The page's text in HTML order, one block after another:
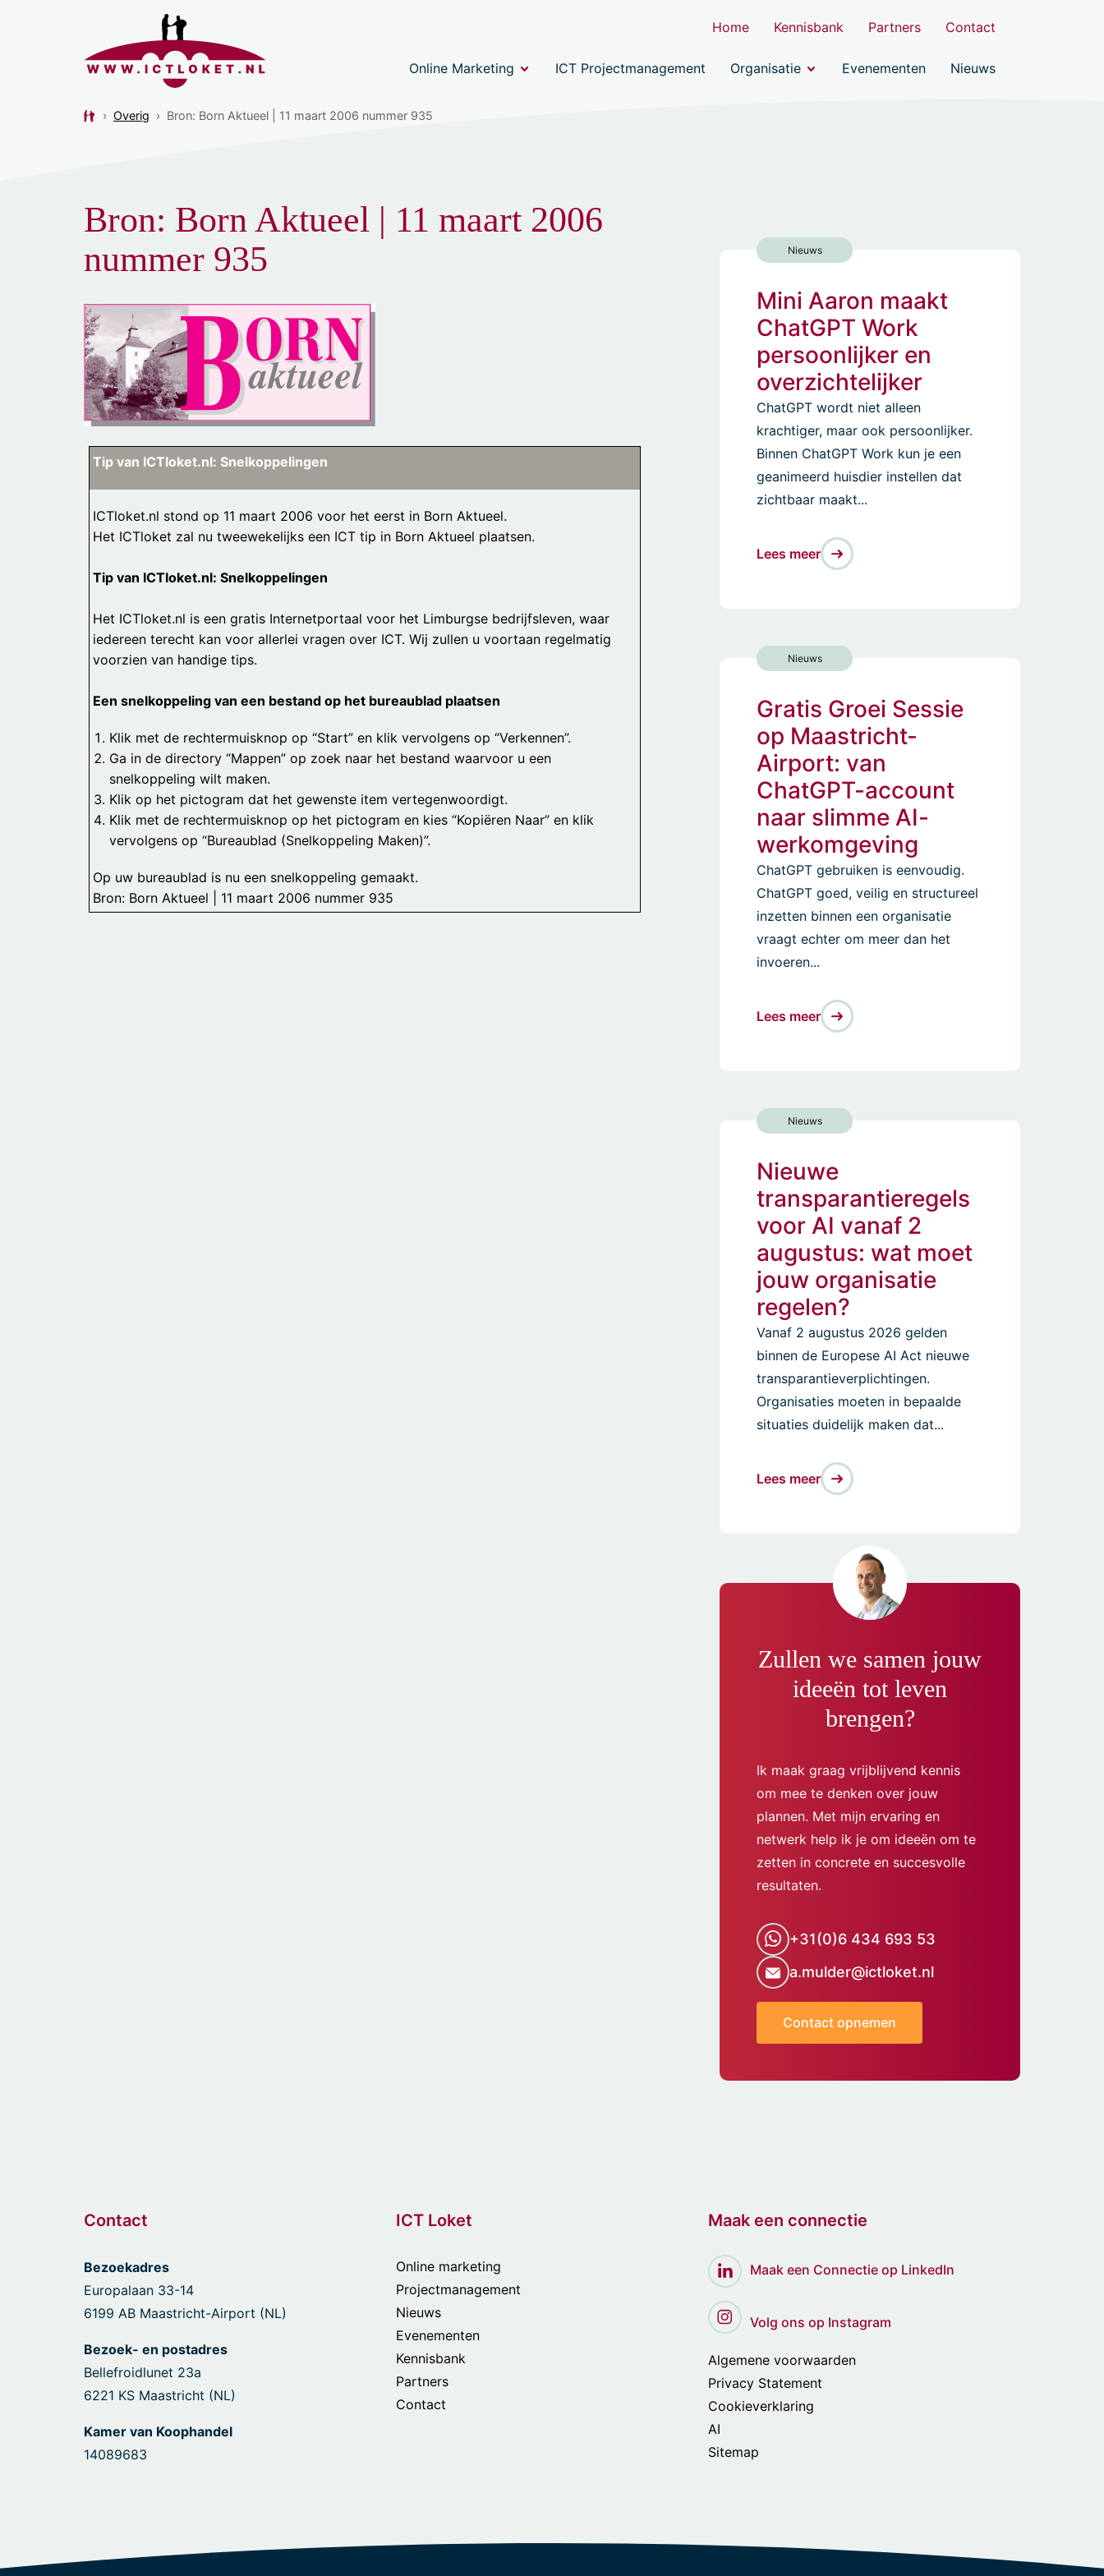
Home Kennisbank Partners Contact
Online Marketing ICT Projectmanagement Organisatie Evenementen Nieuws
› Overig › Bron: Born Aktueel | 11 maart 2006 nummer 935
Bron: Born Aktueel | 11 maart 2006
nummer 935
Tip van ICTloket.nl: Snelkoppelingen
ICTloket.nl stond op 11 maart 2006 voor het eerst in Born Aktueel.
Het ICTloket zal nu tweewekelijks een ICT tip in Born Aktueel plaatsen.
Tip van ICTloket.nl: Snelkoppelingen
Het ICTloket.nl is een gratis Internetportaal voor het Limburgse bedrijfsleven, waar
iedereen terecht kan voor allerlei vragen over ICT. Wij zullen u voortaan regelmatig
voorzien van handige tips.
Een snelkoppeling van een bestand op het bureaublad plaatsen
Klik met de rechtermuisknop op “Start” en klik vervolgens op “Verkennen”.
Ga in de directory “Mappen” op zoek naar het bestand waarvoor u een
snelkoppeling wilt maken.
Klik op het pictogram dat het gewenste item vertegenwoordigt.
Klik met de rechtermuisknop op het pictogram en kies “Kopiëren Naar” en klik
vervolgens op “Bureaublad (Snelkoppeling Maken)”.
Op uw bureaublad is nu een snelkoppeling gemaakt.
Bron: Born Aktueel | 11 maart 2006 nummer 935
Nieuws
Mini Aaron maakt
ChatGPT Work
persoonlijker en
overzichtelijker
ChatGPT wordt niet alleen
krachtiger, maar ook persoonlijker.
Binnen ChatGPT Work kun je een
geanimeerd huisdier instellen dat
zichtbaar maakt...
Lees meer
Nieuws
Gratis Groei Sessie
op Maastricht-
Airport: van
ChatGPT-account
naar slimme AI-
werkomgeving
ChatGPT gebruiken is eenvoudig.
ChatGPT goed, veilig en structureel
inzetten binnen een organisatie
vraagt echter om meer dan het
invoeren...
Lees meer
Nieuws
Nieuwe
transparantieregels
voor AI vanaf 2
augustus: wat moet
jouw organisatie
regelen?
Vanaf 2 augustus 2026 gelden
binnen de Europese AI Act nieuwe
transparantieverplichtingen.
Organisaties moeten in bepaalde
situaties duidelijk maken dat...
Lees meer
Zullen we samen jouw
ideeën tot leven
brengen?
Ik maak graag vrijblijvend kennis
om mee te denken over jouw
plannen. Met mijn ervaring en
netwerk help ik je om ideeën om te
zetten in concrete en succesvolle
resultaten.
+31(0)6 434 693 53
a.mulder@ictloket.nl
Contact opnemen
Contact
Bezoekadres
Europalaan 33-14
6199 AB Maastricht-Airport (NL)
Bezoek- en postadres
Bellefroidlunet 23a
6221 KS Maastricht (NL)
Kamer van Koophandel
14089683
ICT Loket
Online marketing
Projectmanagement
Nieuws
Evenementen
Kennisbank
Partners
Contact
Maak een connectie
Maak een Connectie op LinkedIn
Volg ons op Instagram
Algemene voorwaarden
Privacy Statement
Cookieverklaring
AI
Sitemap